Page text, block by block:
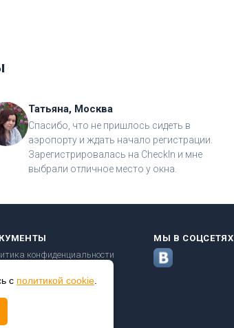
Татьяна, Москва
Спасибо, что не пришлось сидеть в
аэропорту и ждать начало регистрации.
Зарегистрировалась на CheckIn и мне
выбрали отличное место у окна.
конфиденциальности
перевозки
платежей
МЫ В СОЦСЕТЯХ
с политикой cookie